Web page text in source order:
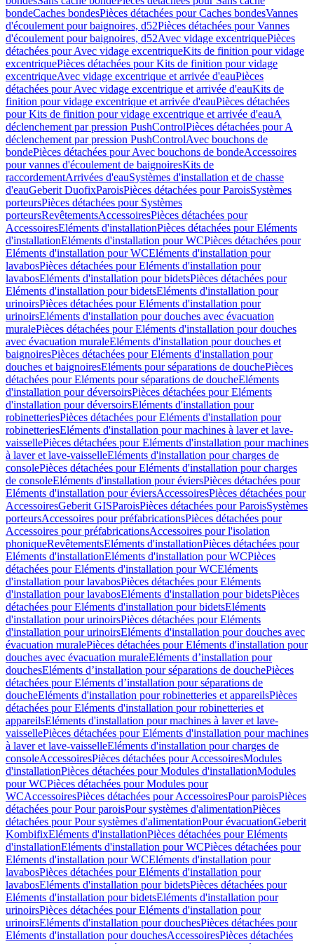
bondeCaches bondesPièces détachées pour Caches bondesVannes
d'écoulement pour baignoires, d52Pièces détachées pour Vannes
d'écoulement pour baignoires, d52Avec vidage excentriquePièces
détachées pour Avec vidage excentriqueKits de finition pour vidage
excentriquePièces détachées pour Kits de finition pour vidage
excentriqueAvec vidage excentrique et arrivée d'eauPièces
détachées pour Avec vidage excentrique et arrivée d'eauKits de
finition pour vidage excentrique et arrivée d'eauPièces détachées
pour Kits de finition pour vidage excentrique et arrivée d'eauA
déclenchement par pression PushControlPièces détachées pour A
déclenchement par pression PushControlAvec bouchons de
bondePièces détachées pour Avec bouchons de bondeAccessoires
pour vannes d'écoulement de baignoiresKits de
raccordementArrivées d'eauSystèmes d'installation et de chasse
d'eauGeberit DuofixParoisPièces détachées pour ParoisSystèmes
porteursPièces détachées pour Systèmes
porteursRevêtementsAccessoiresPièces détachées pour
AccessoiresEléments d'installationPièces détachées pour Eléments
d'installationEléments d'installation pour WCPièces détachées pour
Eléments d'installation pour WCEléments d'installation pour
lavabosPièces détachées pour Eléments d'installation pour
lavabosEléments d'installation pour bidetsPièces détachées pour
Eléments d'installation pour bidetsEléments d'installation pour
urinoirsPièces détachées pour Eléments d'installation pour
urinoirsEléments d'installation pour douches avec évacuation
muralePièces détachées pour Eléments d'installation pour douches
avec évacuation muraleEléments d'installation pour douches et
baignoiresPièces détachées pour Eléments d'installation pour
douches et baignoiresEléments pour séparations de douchePièces
détachées pour Eléments pour séparations de doucheEléments
d'installation pour déversoirsPièces détachées pour Eléments
d'installation pour déversoirsEléments d'installation pour
robinetteriesPièces détachées pour Eléments d'installation pour
robinetteriesEléments d'installation pour machines à laver et lave-
vaissellePièces détachées pour Eléments d'installation pour machines
à laver et lave-vaisselleEléments d'installation pour charges de
consolePièces détachées pour Eléments d'installation pour charges
de consoleEléments d'installation pour éviersPièces détachées pour
Eléments d'installation pour éviersAccessoiresPièces détachées pour
AccessoiresGeberit GISParoisPièces détachées pour ParoisSystèmes
porteursAccessoires pour préfabricationsPièces détachées pour
Accessoires pour préfabricationsAccessoires pour l'isolation
phoniqueRevêtementsEléments d'installationPièces détachées pour
Eléments d'installationEléments d'installation pour WCPièces
détachées pour Eléments d'installation pour WCEléments
d'installation pour lavabosPièces détachées pour Eléments
d'installation pour lavabosEléments d'installation pour bidetsPièces
détachées pour Eléments d'installation pour bidetsEléments
d'installation pour urinoirsPièces détachées pour Eléments
d'installation pour urinoirsEléments d'installation pour douches avec
évacuation muralePièces détachées pour Eléments d'installation pour
douches avec évacuation muraleEléments d’installation pour
douchesEléments d’installation pour séparations de douchePièces
détachées pour Eléments d’installation pour séparations de
doucheEléments d'installation pour robinetteries et appareilsPièces
détachées pour Eléments d'installation pour robinetteries et
appareilsEléments d'installation pour machines à laver et lave-
vaissellePièces détachées pour Eléments d'installation pour machines
à laver et lave-vaisselleEléments d'installation pour charges de
consoleAccessoiresPièces détachées pour AccessoiresModules
d'installationPièces détachées pour Modules d'installationModules
pour WCPièces détachées pour Modules pour
WCAccessoiresPièces détachées pour AccessoiresPour paroisPièces
détachées pour Pour paroisPour systèmes d'alimentationPièces
détachées pour Pour systèmes d'alimentationPour évacuationGeberit
KombifixEléments d'installationPièces détachées pour Eléments
d'installationEléments d'installation pour WCPièces détachées pour
Eléments d'installation pour WCEléments d'installation pour
lavabosPièces détachées pour Eléments d'installation pour
lavabosEléments d'installation pour bidetsPièces détachées pour
Eléments d'installation pour bidetsEléments d'installation pour
urinoirsPièces détachées pour Eléments d'installation pour
urinoirsEléments d'installation pour douchesPièces détachées pour
Eléments d'installation pour douchesAccessoiresPièces détachées